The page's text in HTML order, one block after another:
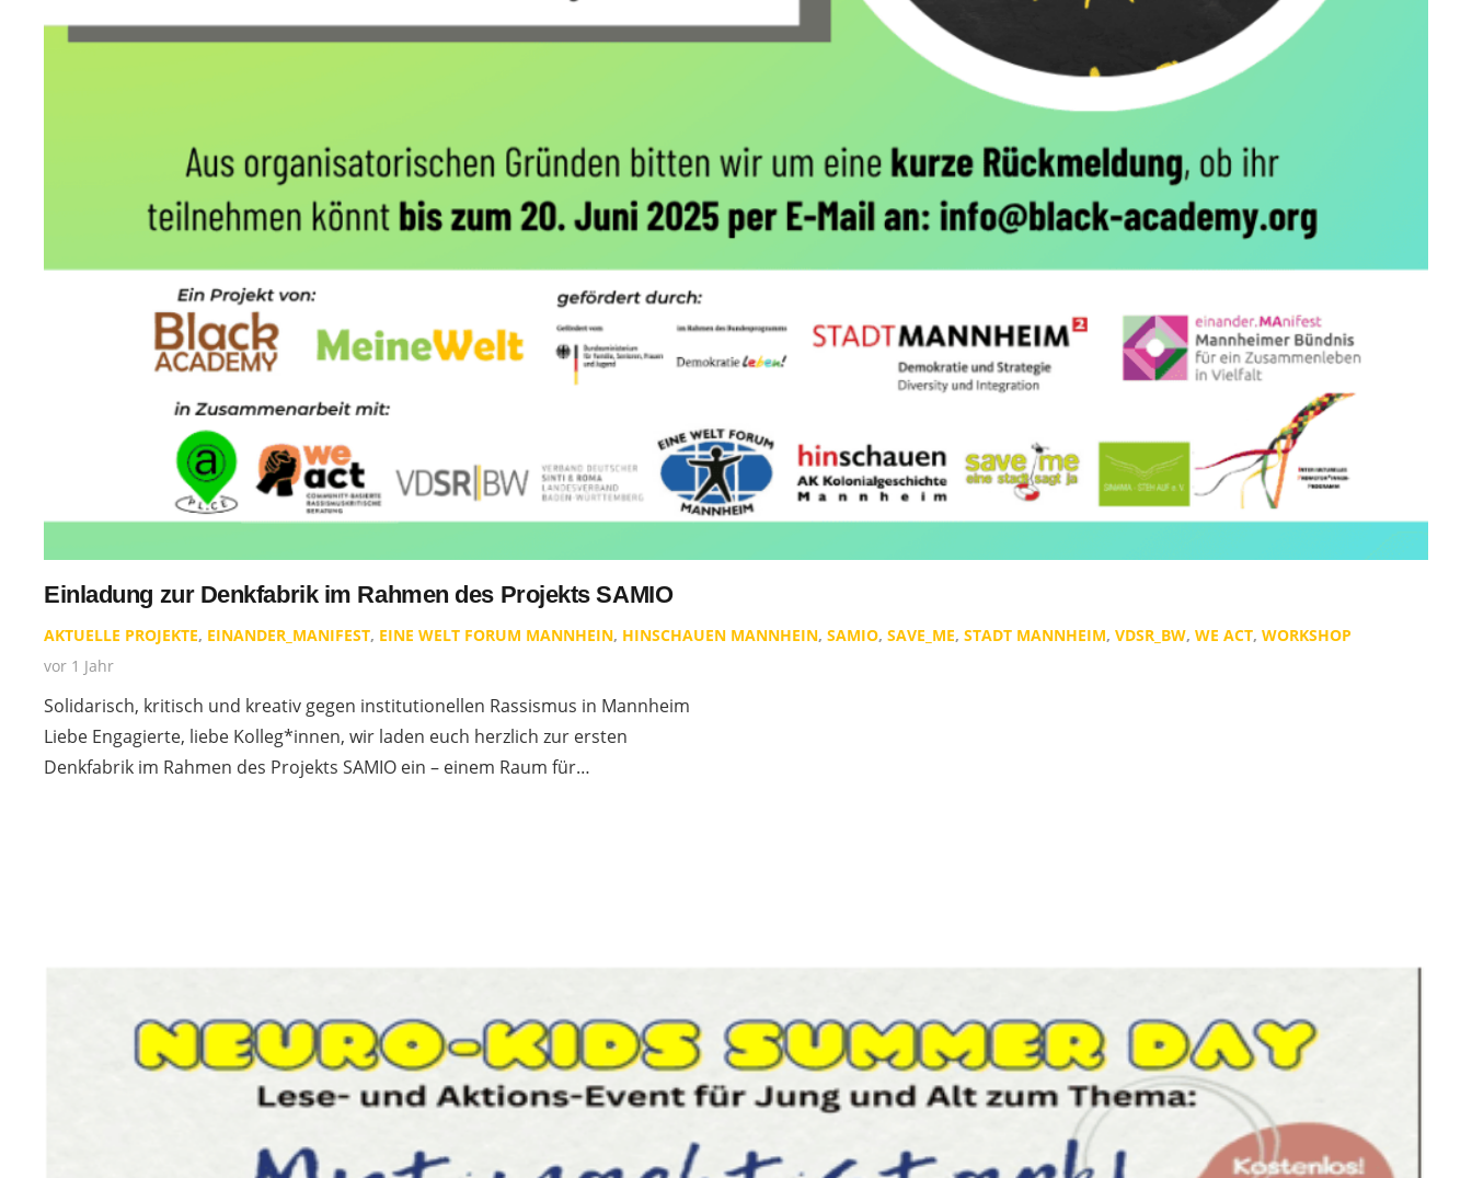
Einladung zur Denkfabrik im Rahmen des Projekts SAMIO
AKTUELLE PROJEKTE, EINANDER_MANIFEST, EINE WELT FORUM MANNHEIN, HINSCHAUEN MANNHEIN, SAMIO, SAVE_ME, STADT MANNHEIM, VDSR_BW, WE ACT, WORKSHOP
vor 1 Jahr
Solidarisch, kritisch und kreativ gegen institutionellen Rassismus in Mannheim
Liebe Engagierte, liebe Kolleg*innen, wir laden euch herzlich zur ersten
Denkfabrik im Rahmen des Projekts SAMIO ein – einem Raum für…